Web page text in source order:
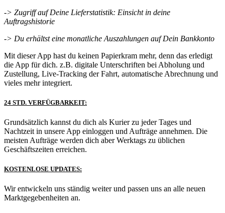
-> Zugriff auf Deine Lieferstatistik: Einsicht in deine
Auftragshistorie
-> Du erhältst eine monatliche Auszahlungen auf Dein Bankkonto
Mit dieser App hast du keinen Papierkram mehr, denn das erledigt
die App für dich. z.B. digitale Unterschriften bei Abholung und
Zustellung, Live-Tracking der Fahrt, automatische Abrechnung und
vieles mehr integriert.
24 STD. VERFÜGBARKEIT:
Grundsätzlich kannst du dich als Kurier zu jeder Tages und
Nachtzeit in unsere App einloggen und Aufträge annehmen. Die
meisten Aufträge werden dich aber Werktags zu üblichen
Geschäftszeiten erreichen.
KOSTENLOSE UPDATES:
Wir entwickeln uns ständig weiter und passen uns an alle neuen
Marktgegebenheiten an.